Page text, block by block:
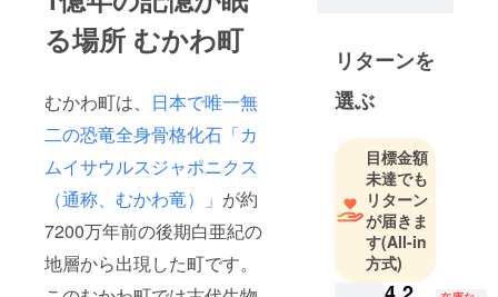
る場所 むかわ町
むかわ町は、 日本で唯一無
二の恐竜全身骨格化石「カ
ムイサウルスジャポニクス
（通称、むかわ竜）」 が約
7200万年前の後期白亜紀の
地層から出現した町です。
むかわ町か
らの支援を
得て地域活
性化に貢献
していきま
す。
【M Dino】
はMukawa
Developmen
t of Industry
リターンを
選ぶ
目標金額
未達でも
リターン
が届きま
す(All-in
方式)